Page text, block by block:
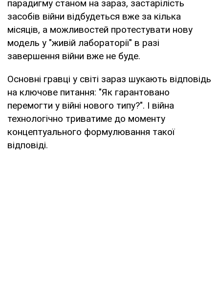
парадигму станом на зараз, застарілість
засобів війни відбудеться вже за кілька
місяців, а можливостей протестувати нову
модель у "живій лабораторії" в разі
завершення війни вже не буде.
Основні гравці у світі зараз шукають відповідь
на ключове питання: "Як гарантовано
перемогти у війні нового типу?". І війна
технологічно триватиме до моменту
концептуального формулювання такої
відповіді.